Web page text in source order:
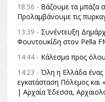
18:56 - Βάζουμε τα μπάζα
Προλαμβάνουμε τις
13:39 - Συνέντευξη
Φουντουκίδη στον Pella
14:44 - Κάλεσμα προς
14:23 - Όλη η Ελλάδα ένας
εγκατάσταση Πόλεμος
| Αρχαία Έδεσσα,